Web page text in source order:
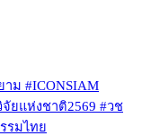
าม #ICONSIAM
จัยแห่งชาติ2569 #วช
รมไทย